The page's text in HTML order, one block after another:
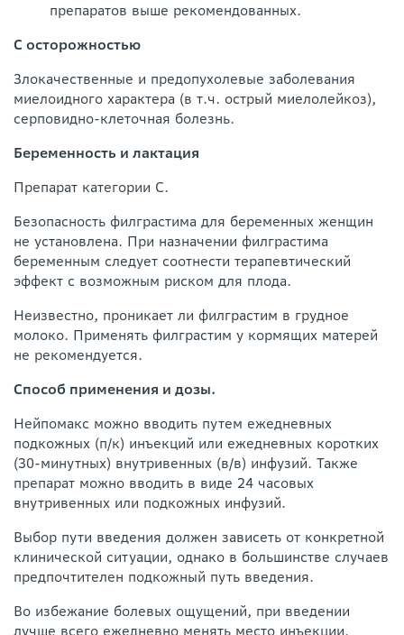
препаратов выше рекомендованных.
С осторожностью
Злокачественные и предопухолевые заболевания
миелоидного характера (в т.ч. острый миелолейкоз),
серповидно-клеточная болезнь.
Беременность и лактация
Препарат категории С.
Безопасность филграстима для беременных женщин
не установлена. При назначении филграстима
беременным следует соотнести терапевтический
эффект с возможным риском для плода.
Неизвестно, проникает ли филграстим в грудное
молоко. Применять филграстим у кормящих матерей
не рекомендуется.
Способ применения и дозы.
Нейпомакс можно вводить путем ежедневных
подкожных (п/к) инъекций или ежедневных коротких
(30-минутных) внутривенных (в/в) инфузий. Также
препарат можно вводить в виде 24 часовых
внутривенных или подкожных инфузий.
Выбор пути введения должен зависеть от конкретной
клинической ситуации, однако в большинстве случаев
предпочтителен подкожный путь введения.
Во избежание болевых ощущений, при введении
лучше всего ежедневно менять место инъекции.